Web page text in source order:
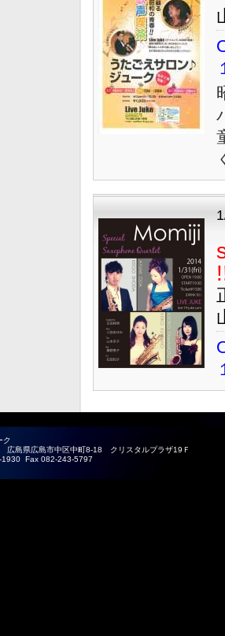
ク
島県広島市中区中町8-18 クリスタルプラザ19Ｆ
1930 Fax 082-243-5797